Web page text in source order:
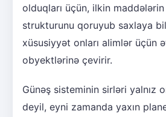
olduqları üçün, ilkin
strukturunu qoruyub saxlaya
xüsusiyyət onları alimlər üçün
obyektlərinə çevirir.
Günəş sisteminin sirləri yalnız
deyil, eyni zamanda yaxın